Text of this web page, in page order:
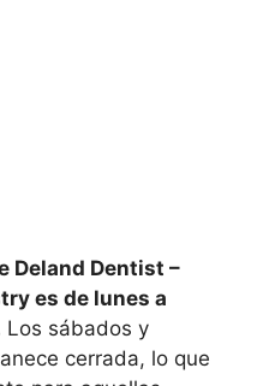
Deland Dentist –
es de lunes a
Los sábados y
cerrada, lo que